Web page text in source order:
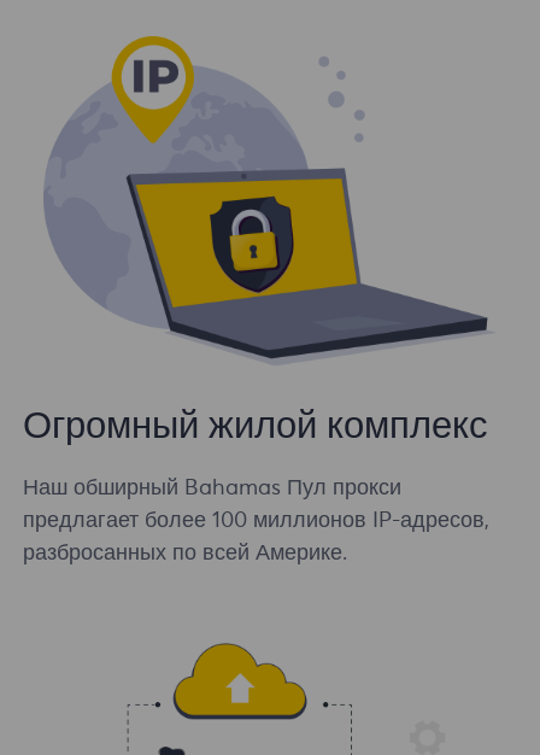
Огромный жилой комплекс
Наш обширный Bahamas Пул прокси
предлагает более 100 миллионов IP-адресов,
разбросанных по всей Америке.